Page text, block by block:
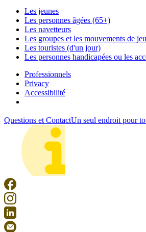
Les jeunes
Les personnes âgées (65+)
Les navetteurs
Les groupes et les mouvements de
Les touristes (d'un jour)
Les personnes handicapées ou les
Professionnels
Privacy
Accessibilité
Questions et ContactUn seul endroit pour